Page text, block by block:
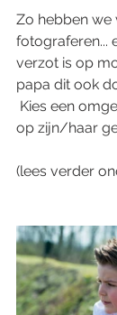
Zo hebben we
fotograferen...
verzot is op
papa dit ook
op zijn/haar
(lees verder